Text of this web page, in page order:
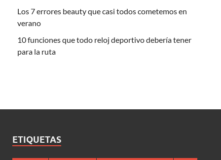
Los 7 errores beauty que casi todos cometemos en
verano
10 funciones que todo reloj deportivo debería tener
para la ruta
ETIQUETAS